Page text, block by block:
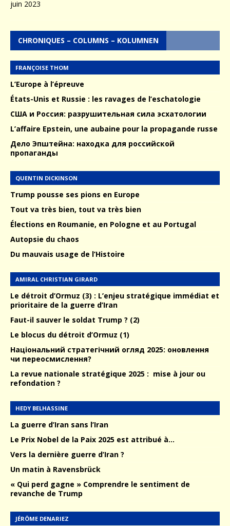
CHRONIQUES – COLUMNS – KOLUMNEN
FRANÇOISE THOM
L’Europe à l’épreuve
États-Unis et Russie : les ravages de l’eschatologie
США и Россия: разрушительная сила эсхатологии
L’affaire Epstein, une aubaine pour la propagande russe
Дело Эпштейна: находка для российской
пропаганды
QUENTIN DICKINSON
Trump pousse ses pions en Europe
Tout va très bien, tout va très bien
Élections en Roumanie, en Pologne et au Portugal
Autopsie du chaos
Du mauvais usage de l’Histoire
AMIRAL CHRISTIAN GIRARD
Le détroit d’Ormuz (3) : L’enjeu stratégique immédiat et
prioritaire de la guerre d’Iran
Faut-il sauver le soldat Trump ? (2)
Le blocus du détroit d’Ormuz (1)
Національний стратегічний огляд 2025: оновлення
чи переосмислення?
La revue nationale stratégique 2025 : mise à jour ou
refondation ?
HEDY BELHASSINE
La guerre d’Iran sans l’Iran
Le Prix Nobel de la Paix 2025 est attribué à…
Vers la dernière guerre d’Iran ?
Un matin à Ravensbrück
« Qui perd gagne » Comprendre le sentiment de
revanche de Trump
JÉRÔME DENARIEZ